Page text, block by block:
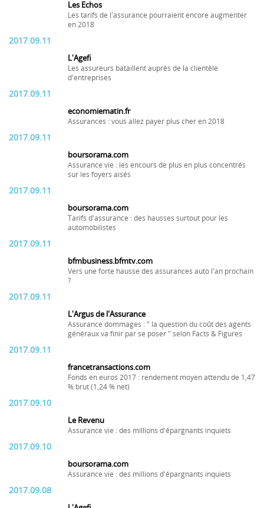
Les Echos
Les tarifs de l'assurance pourraient encore augmenter
en 2018
2017.09.11
L'Agefi
Les assureurs bataillent auprès de la clientèle
d'entreprises
2017.09.11
economiematin.fr
Assurances : vous allez payer plus cher en 2018
2017.09.11
boursorama.com
Assurance vie : les encours de plus en plus concentrés
sur les foyers aisés
2017.09.11
boursorama.com
Tarifs d'assurance : des hausses surtout pour les
automobilistes
2017.09.11
bfmbusiness.bfmtv.com
Vers une forte hausse des assurances auto l'an prochain
?
2017.09.11
L'Argus de l'Assurance
Assurance dommages : " la question du coût des agents
généraux va finir par se poser " selon Facts & Figures
2017.09.11
francetransactions.com
Fonds en euros 2017 : rendement moyen attendu de 1,47
% brut (1,24 % net)
2017.09.10
Le Revenu
Assurance vie : des millions d'épargnants inquiets
2017.09.10
boursorama.com
Assurance vie : des millions d'épargnants inquiets
2017.09.08